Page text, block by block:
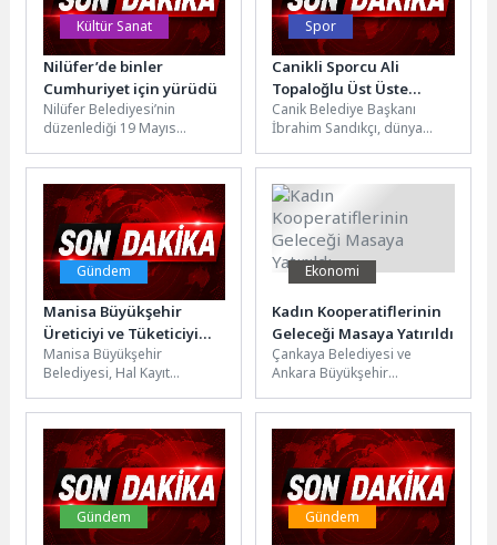
Kültür Sanat
Nilüfer’de binler
Cumhuriyet için yürüdü
Nilüfer Belediyesi’nin
düzenlediği 19 Mayıs
Spor Bayramı
kutlamalarında binlerce
vatandaş Fatih...
Spor
Canikli Sporcu Ali
Topaloğlu Üst Üste
Dünya Şampiyonu
Canik Belediye Başkanı
İbrahim Sandıkçı, dünya
sporcu Ali Topaloğlu'yla
sevinci paylaştı.Canik
Belediyespor...
Gündem
Manisa Büyükşehir
Üreticiyi ve Tüketiciyi
Koruyan Denetimleri
Sürdürüyor
Manisa Büyükşehir
Belediyesi, Hal Kayıt
bildirilmeyen ürünlerin kente
girişini engellemek amacıyla
denetimlerini sürdürüyor....
Ekonomi
Kadın Kooperatiflerinin
Geleceği Masaya Yatırıldı
Çankaya Belediyesi ve
Ankara Büyükşehir
sosyolog Aslı Çoban’ın
moderatörlüğünde,
Ankara’daki kadın
kooperatiflerinin...
Gündem Gündem